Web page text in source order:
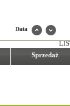
Data
Sprzedaż